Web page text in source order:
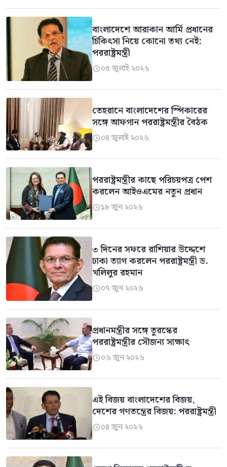
বাংলাদেশে আরাকান আর্মি প্রধানের
চিকিৎসা নিয়ে কোনো তথ্য নেই:
পররাষ্ট্রমন্ত্রী
০৫ জুলাই ২০২৬
তেহরানে বাংলাদেশের স্পিকারের
সঙ্গে আফগান পররাষ্ট্রমন্ত্রীর বৈঠক
০৪ জুলাই ২০২৬
পররাষ্ট্রমন্ত্রীর কাছে পরিচয়পত্র পেশ
করলেন আইওএমের নতুন প্রধান
১৮ জুন ২০২৬
৩ দিনের সফরে রাশিয়ার উদ্দেশে
ঢাকা ত্যাগ করলেন পররাষ্ট্রমন্ত্রী ড.
খলিলুর রহমান
০৭ জুন ২০২৬
প্রধানমন্ত্রীর সঙ্গে তুরস্কের
পররাষ্ট্রমন্ত্রীর সৌজন্য সাক্ষাৎ
০৬ জুন ২০২৬
এই বিজয় বাংলাদেশের বিজয়,
দেশের গণতন্ত্রের বিজয়: পররাষ্ট্রমন্ত্রী
০৪ জুন ২০২৬